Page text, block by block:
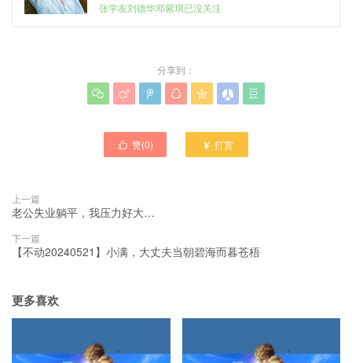
张学友刘德华邓紫琪已没关注
分享到：
      
 赞(0)  打赏
上一篇
老公失业躺平，我压力好大…
下一篇
【不动20240521】小满，大丈夫当朝碧海而暮苍梧
更多喜欢